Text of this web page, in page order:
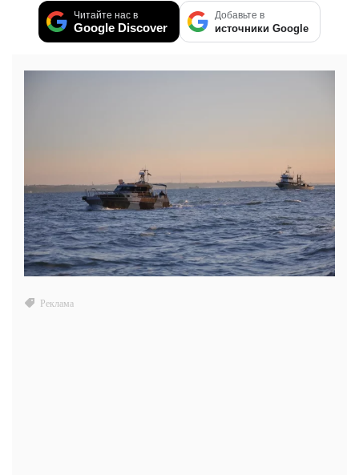
Читайте нас в
Google Discover
Добавьте в
источники Google